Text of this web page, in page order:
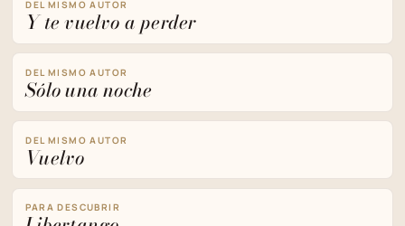
DEL MISMO AUTOR
Y te vuelvo a perder
DEL MISMO AUTOR
Sólo una noche
DEL MISMO AUTOR
Vuelvo
PARA DESCUBRIR